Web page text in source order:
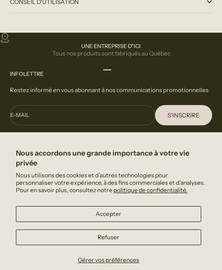
Nous accordons une grande importance à votre vie
privée
Nous utilisons des cookies et d’autres technologies pour
personnaliser votre expérience, à des fins commerciales et d’analyses.
Pour en savoir plus, consultez notre politique de confidentialité.
Gérer vos préférences
Accepter
Refuser
CONSEIL D'UTILISATION
UNE ENTREPRISE D"ICI
Tous nos produits sont fabriqués au Québec
INFOLETTRE
Restez informé en vous abonnant à nos communications promotionnelles
E-MAIL S'INSCRIRE
FAQ
Nous contacter
Politique de confidentialité
Nous créons des produits naturels et enveloppants pour le corps et la